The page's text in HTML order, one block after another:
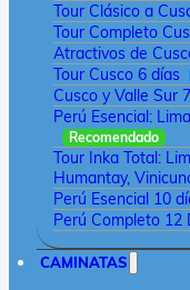
Tour Clásico a
Tour Completo
Atractivos de
Tour Cusco 6 días
Cusco y Valle Sur
Perú Esencial:
Recomendado
Tour Inka Total:
Humantay,
Perú Esencial 10
Perú Completo 12
CAMINATAS